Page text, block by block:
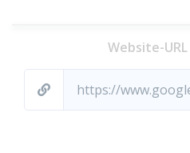
Website-